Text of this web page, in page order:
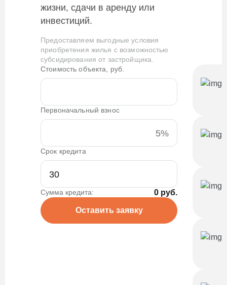
жизни, сдачи в аренду или
инвестиций.
Предоставляем выгодные условия
приобретения жилья с возможностью
субсидирования от застройщика.
Стоимость объекта, руб.
Первоначальный взнос
5%
Срок кредита
Сумма кредита: 0 руб.
Оставить заявку